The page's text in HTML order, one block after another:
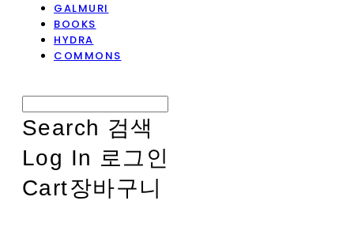
GALMURI
BOOKS
HYDRA
COMMONS
Search 검색
Log In 로그인
Cart장바구니